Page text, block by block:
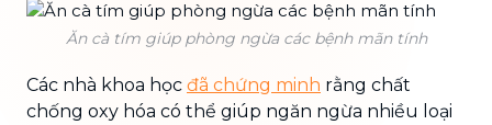
Ăn cà tím giúp phòng ngừa các bệnh mãn tính
Các nhà khoa học đã chứng minh rằng chất
chống oxy hóa có thể giúp ngăn ngừa nhiều loại